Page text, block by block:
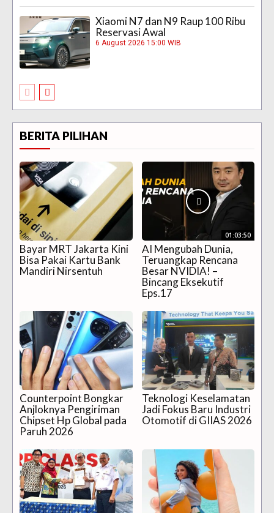
Xiaomi N7 dan N9 Raup 100 Ribu
Reservasi Awal
6 August 2026 15:00 WIB
BERITA PILIHAN
Bayar MRT Jakarta Kini
Bisa Pakai Kartu Bank
Mandiri Nirsentuh
01:03:50
AI Mengubah Dunia,
Teruangkap Rencana
Besar NVIDIA! –
Bincang Eksekutif
Eps.17
Counterpoint Bongkar
Anjloknya Pengiriman
Chipset Hp Global pada
Paruh 2026
Teknologi Keselamatan
Jadi Fokus Baru Industri
Otomotif di GIIAS 2026